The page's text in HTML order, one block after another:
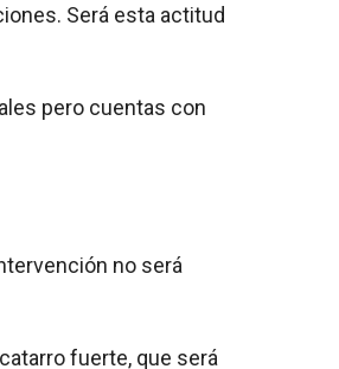
Será esta actitud
pero cuentas con
no será
fuerte, que será